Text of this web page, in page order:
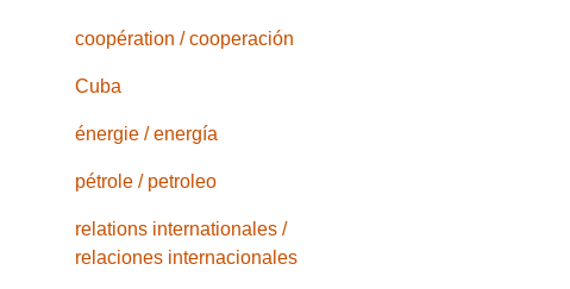
coopération / cooperación
Cuba
énergie / energía
pétrole / petroleo
relations internationales /
relaciones internacionales